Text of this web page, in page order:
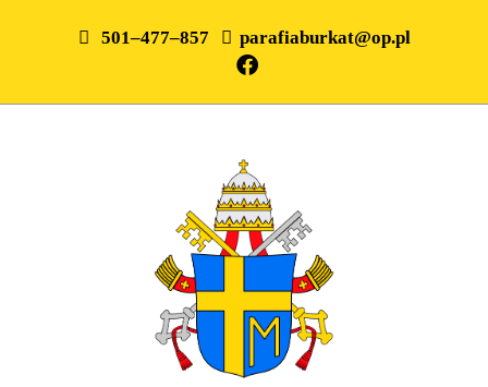
501–477–857 parafiaburkat@op.pl